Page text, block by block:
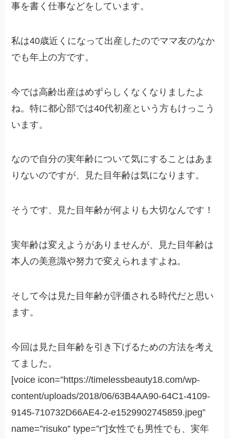
事を書く仕事などをしています。
私は40歳近くになって出産したのでママ友のなか
でも年上の方です。
今では高齢出産はめずらしくなくなりましたよ
ね。特に都心部では40代初産という方もけっこう
います。
なので自分の実年齢について気にすることはあま
りないのですが、
見た目年齢は気になります。
そうです、見た目年齢が何よりも大切なんです！
実年齢は変えようがありませんが、見た目年齢は
本人の美意識や努力で変えられますよね。
そして今は 見た目年齢が評価される時代だと思い
ます。
今回は見た目年齢を引き下げるための方法を考え
てました。
[voice icon=”https://timelessbeauty18.com/wp-
content/uploads/2018/06/63B4AA90-64C1-4109-
9145-710732D66AE4-2-e1529902745859.jpeg”
name=”risuko” type=”r”]女性でも男性でも、実年